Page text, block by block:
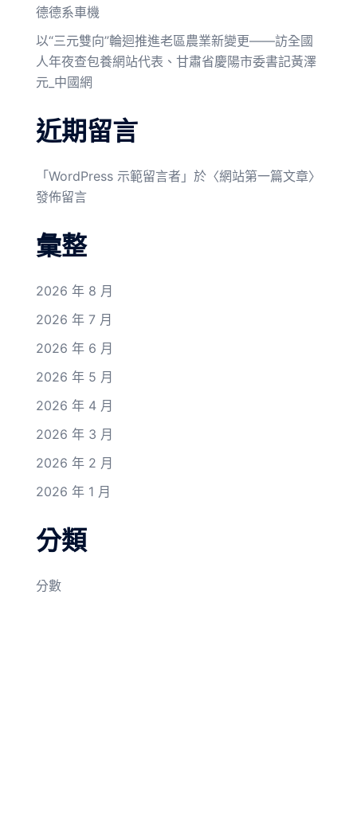
德德系車機
以“三元雙向”輪迴推進老區農業新變更——訪全國
人年夜查包養網站代表、甘肅省慶陽市委書記黃澤
元_中國網
近期留言
「 WordPress 示範留言者 」於〈網站第一篇文章〉
發佈留言
彙整
2026 年 8 月
2026 年 7 月
2026 年 6 月
2026 年 5 月
2026 年 4 月
2026 年 3 月
2026 年 2 月
2026 年 1 月
分類
分數